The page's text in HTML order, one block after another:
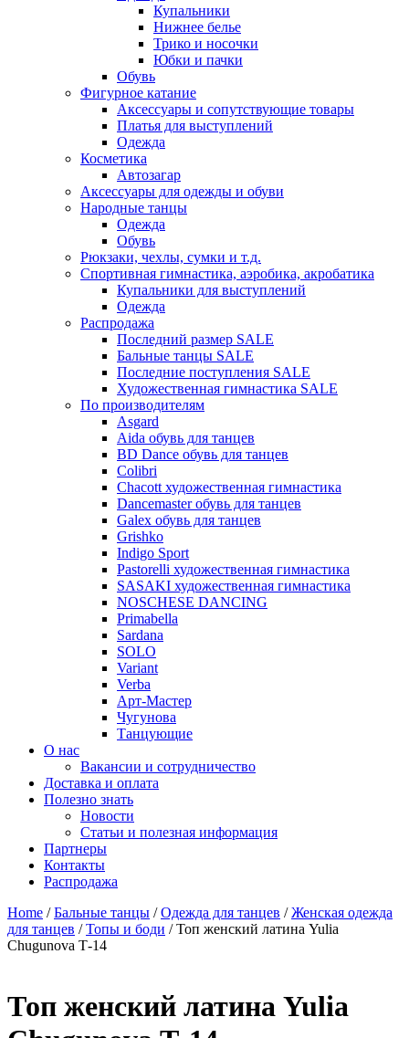
Купальники
Нижнее белье
Трико и носочки
Юбки и пачки
Обувь
Фигурное катание
Аксессуары и сопутствующие товары
Платья для выступлений
Одежда
Косметика
Автозагар
Аксессуары для одежды и обуви
Народные танцы
Одежда
Обувь
Рюкзаки, чехлы, сумки и т.д.
Спортивная гимнастика, аэробика, акробатика
Купальники для выступлений
Одежда
Распродажа
Последний размер SALE
Бальные танцы SALE
Последние поступления SALE
Художественная гимнастика SALE
По производителям
Asgard
Аida обувь для танцев
BD Dance обувь для танцев
Colibri
Chacott художественная гимнастика
Dancemaster обувь для танцев
Galex обувь для танцев
Grishko
Indigo Sport
Pastorelli художественная гимнастика
SASAKI художественная гимнастика
NOSCHESE DANCING
Primabella
Sardana
SOLO
Variant
Verba
Арт-Мастер
Чугунова
Танцующие
О нас
Вакансии и сотрудничество
Доставка и оплата
Полезно знать
Новости
Статьи и полезная информация
Партнеры
Контакты
Распродажа
Home /Бальные танцы /Одежда для танцев /Женская одежда
для танцев /Топы и боди / Топ женский латина Yulia
Chugunova Т-14
Топ женский латина Yulia